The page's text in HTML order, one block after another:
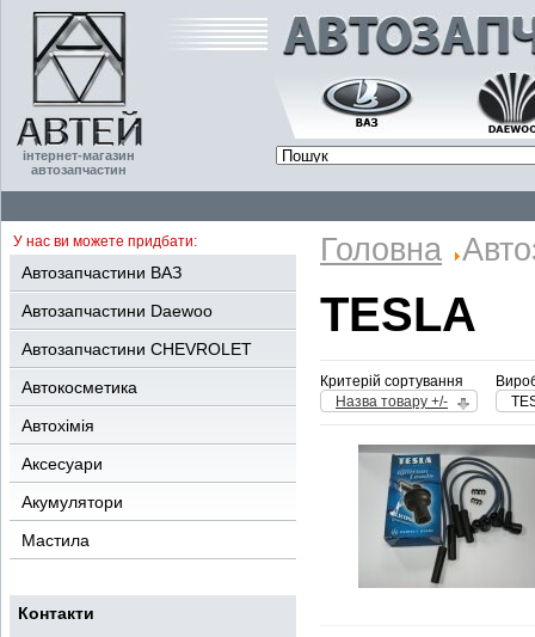
інтернет-магазин
автозапчастин
У нас ви можете придбати:
Автозапчастини ВАЗ
Автозапчастини Daewoo
Автозапчастини CHEVROLET
Автокосметика
Автохімія
Аксесуари
Акумулятори
Мастила
Контакти
Головна
TESLA
Критерій сортування
Назва товару +/-